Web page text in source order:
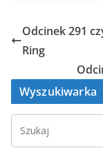
Odcinek 291
Ring
Wyszukiwarka